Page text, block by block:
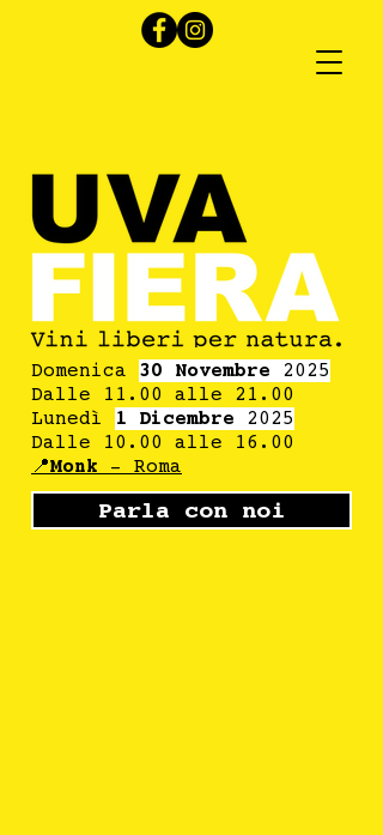
Domenica 30 Novembre 2025
Dalle 11.00 alle 21.00
Lunedì
1 Dicembre 2025
Dalle 10.00 alle 16.00
📍Monk - Roma
Parla con noi